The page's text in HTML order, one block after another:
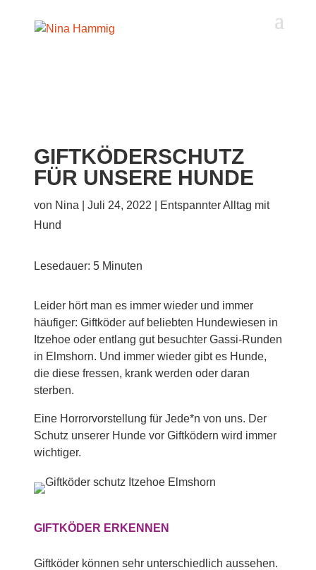
GIFTKÖDERSCHUTZ
FÜR UNSERE HUNDE
von Nina Juli 24, 2022
Entspannter Alltag mit
Hund
Lesedauer: 5 Minuten
Leider hört man es immer wieder und immer
häufiger: Giftköder auf beliebten Hundewiesen in
Itzehoe oder entlang gut besuchter Gassi-Runden
in Elmshorn. Und immer wieder gibt es Hunde,
die diese fressen, krank werden oder daran
sterben.
Eine Horrorvorstellung für Jede*n von uns. Der
Schutz unserer Hunde vor Giftködern wird immer
wichtiger.
GIFTKÖDER ERKENNEN
Giftköder können sehr unterschiedlich aussehen.